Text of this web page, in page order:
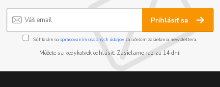
Prihlásiť sa
Súhlasím sospracovaním osobných údajov za účelom zasielania newslettera.
Môžete sa kedykoľvek odhlásiť. Zasielame raz za 14 dní.